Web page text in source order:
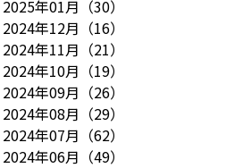
2025年01月 （30）
2024年12月 （16）
2024年11月 （21）
2024年10月 （19）
2024年09月 （26）
2024年08月 （29）
2024年07月 （62）
2024年06月 （49）